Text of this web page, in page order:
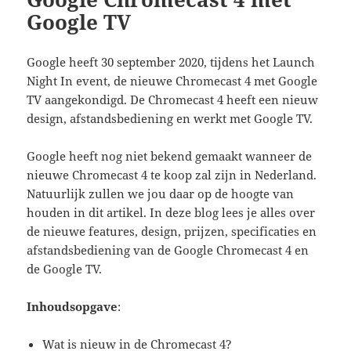
Google TV
Google heeft 30 september 2020, tijdens het Launch
Night In event, de nieuwe Chromecast 4 met Google
TV aangekondigd. De Chromecast 4 heeft een nieuw
design, afstandsbediening en werkt met Google TV.
Google heeft nog niet bekend gemaakt wanneer de
nieuwe Chromecast 4 te koop zal zijn in Nederland.
Natuurlijk zullen we jou daar op de hoogte van
houden in dit artikel. In deze blog lees je alles over
de nieuwe features, design, prijzen, specificaties en
afstandsbediening van de Google Chromecast 4 en
de Google TV.
Inhoudsopgave:
Wat is nieuw in de Chromecast 4?